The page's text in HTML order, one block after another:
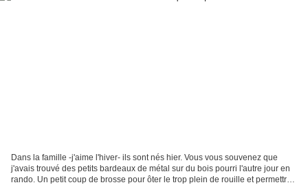
Dans la famille -j'aime l'hiver- ils sont nés hier. Vous vous souvenez que
j'avais trouvé des petits bardeaux de métal sur du bois pourri l'autre jour en
rando. Un petit coup de brosse pour ôter le trop plein de rouille et permettre